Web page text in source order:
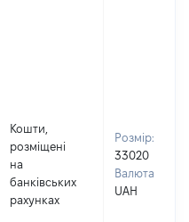
Кошти,
розміщені
на
банківських
рахунках
Розмір:
33020
Валюта:
UAH